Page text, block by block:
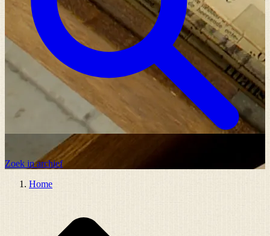
Zoek in archief
Home